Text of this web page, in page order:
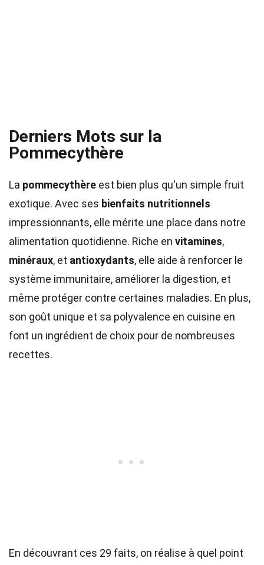
Derniers Mots sur la
Pommecythère
La pommecythère est bien plus qu'un simple fruit
exotique. Avec ses bienfaits nutritionnels
impressionnants, elle mérite une place dans notre
alimentation quotidienne. Riche en vitamines,
minéraux, et antioxydants, elle aide à renforcer le
système immunitaire, améliorer la digestion, et
même protéger contre certaines maladies. En plus,
son goût unique et sa polyvalence en cuisine en
font un ingrédient de choix pour de nombreuses
recettes.
En découvrant ces 29 faits, on réalise à quel point